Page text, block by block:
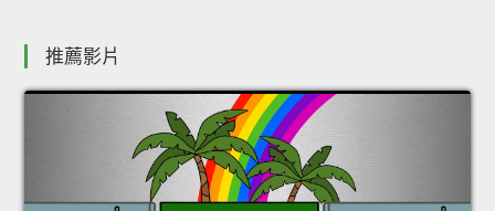
推薦影片